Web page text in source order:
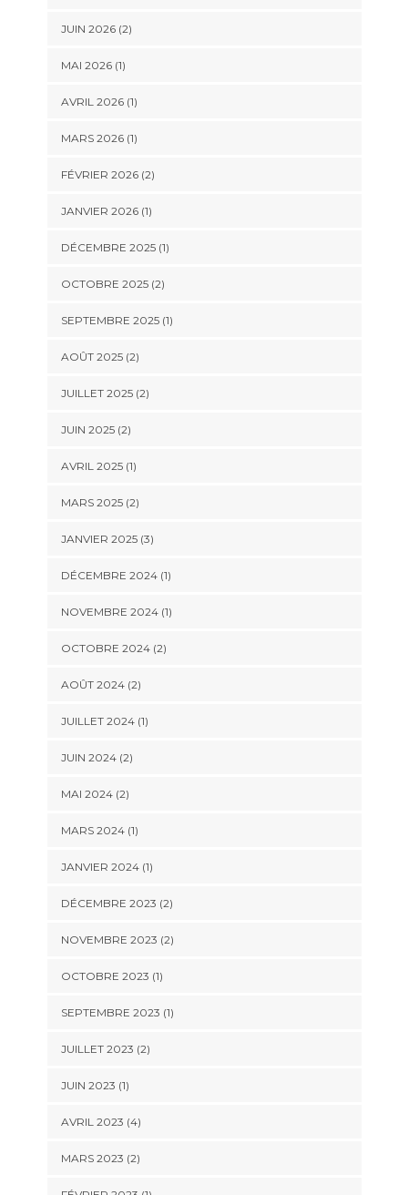
JUIN 2026(2)
MAI 2026(1)
AVRIL 2026(1)
MARS 2026(1)
FÉVRIER 2026(2)
JANVIER 2026(1)
DÉCEMBRE 2025(1)
OCTOBRE 2025(2)
SEPTEMBRE 2025(1)
AOÛT 2025(2)
JUILLET 2025(2)
JUIN 2025(2)
AVRIL 2025(1)
MARS 2025(2)
JANVIER 2025(3)
DÉCEMBRE 2024(1)
NOVEMBRE 2024(1)
OCTOBRE 2024(2)
AOÛT 2024(2)
JUILLET 2024(1)
JUIN 2024(2)
MAI 2024(2)
MARS 2024(1)
JANVIER 2024(1)
DÉCEMBRE 2023 (2)
NOVEMBRE 2023 (2)
OCTOBRE 2023 (1)
SEPTEMBRE 2023 (1)
JUILLET 2023 (2)
JUIN 2023 (1)
AVRIL 2023 (4)
MARS 2023 (2)